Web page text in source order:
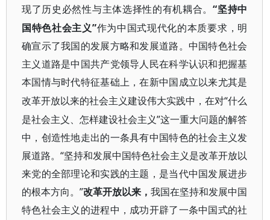
现了历史必然性与主体选择性的有机耦合。“坚持中
国特色社会主义”作为中国式现代化的本质要求，明
确宣示了我国的发展方略和发展道路。中国特色社会
主义道路是中国共产党领导人民在科学认识和把握基
本国情与时代特征基础上，在新中国成立以来尤其是
改革开放以来的社会主义建设伟大实践中，在对“什么
是社会主义、怎样建设社会主义”这一重大问题的解答
中，创造性地走出的一条具有中国特色的社会主义发
展道路。“坚持和发展中国特色社会主义是改革开放以
来党的全部理论和实践的主题，是当代中国发展进步
的根本方向。”改革开放以来，我国在坚持和发展中国
特色社会主义的进程中，成功开辟了一条中国式的社